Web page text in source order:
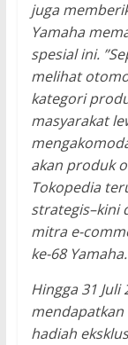
juga
Yamaha
spesial ini.
melihat
kategori
masyarakat
akan produk
Tokopedia
strategis–kini
mitra e-
ke-68 Yamaha.
Hingga 31 Juli
mendapatkan
hadiah